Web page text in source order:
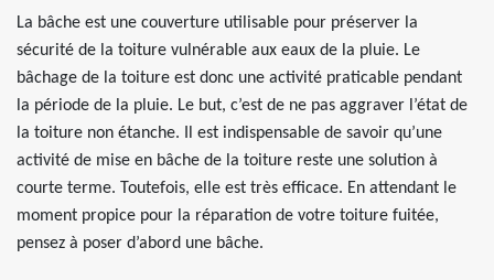
La bâche est une couverture utilisable pour préserver la
sécurité de la toiture vulnérable aux eaux de la pluie. Le
bâchage de la toiture est donc une activité praticable pendant
la période de la pluie. Le but, c’est de ne pas aggraver l’état de
la toiture non étanche. Il est indispensable de savoir qu’une
activité de mise en bâche de la toiture reste une solution à
courte terme. Toutefois, elle est très efficace. En attendant le
moment propice pour la réparation de votre toiture fuitée,
pensez à poser d’abord une bâche.